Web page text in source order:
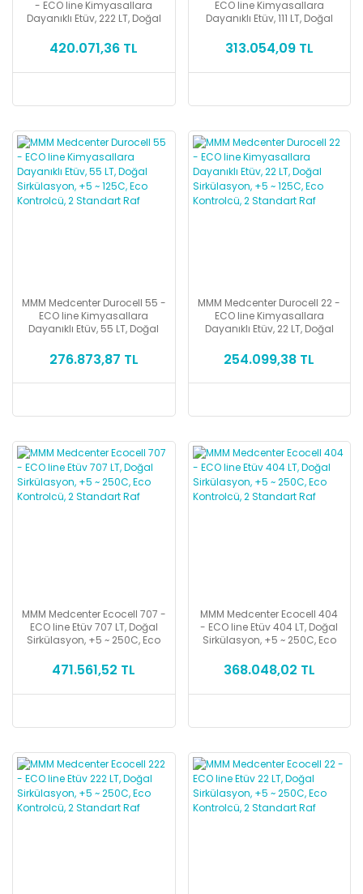
- ECO line Kimyasallara
Dayanıklı Etüv, 222 LT, Doğal
Kontrolcü, 2 Standart Raf
420.071,36 TL
ECO line Kimyasallara
Dayanıklı Etüv, 111 LT, Doğal
Kontrolcü, 2 Standart Raf
313.054,09 TL
MMM Medcenter Durocell 55 -
ECO line Kimyasallara
Dayanıklı Etüv, 55 LT, Doğal
Kontrolcü, 2 Standart Raf
276.873,87 TL
MMM Medcenter Durocell 22 -
ECO line Kimyasallara
Dayanıklı Etüv, 22 LT, Doğal
Kontrolcü, 2 Standart Raf
254.099,38 TL
MMM Medcenter Ecocell 707 -
ECO line Etüv 707 LT, Doğal
Sirkülasyon, +5 ~ 250C, Eco
471.561,52 TL
MMM Medcenter Ecocell 404
- ECO line Etüv 404 LT, Doğal
Sirkülasyon, +5 ~ 250C, Eco
368.048,02 TL